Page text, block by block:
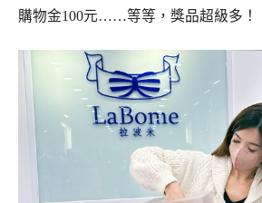
購物金100元……等等，獎品超級多！